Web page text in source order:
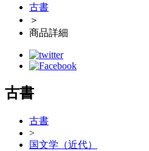
古書
＞
商品詳細
古書
古書
>
国文学（近代）